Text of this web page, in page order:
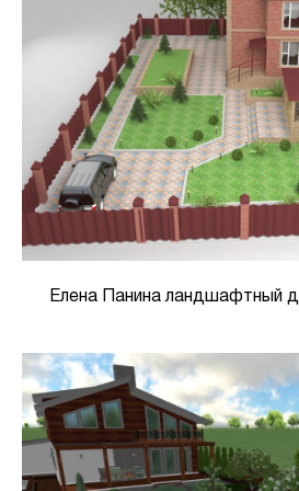
Елена Панина ландшафтный